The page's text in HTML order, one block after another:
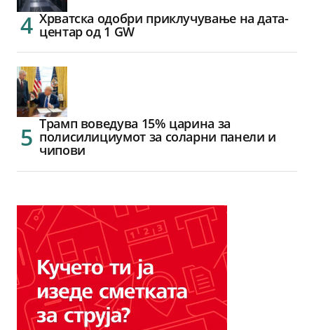
Хрватска одобри приклучување на дата-
центар од 1 GW
Трамп воведува 15% царина за
полисилициумот за соларни панели и
чипови